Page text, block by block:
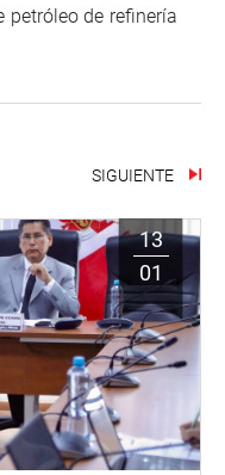
petróleo de refinería
SIGUIENTE
13
01